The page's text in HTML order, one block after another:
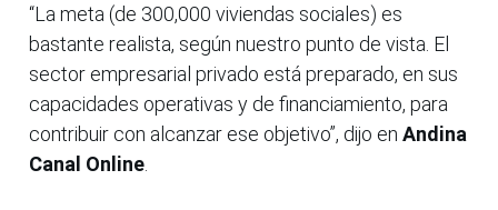
“La meta (de 300,000 viviendas sociales) es
bastante realista, según nuestro punto de vista. El
sector empresarial privado está preparado, en sus
capacidades operativas y de financiamiento, para
contribuir con alcanzar ese objetivo”, dijo en Andina
Canal Online